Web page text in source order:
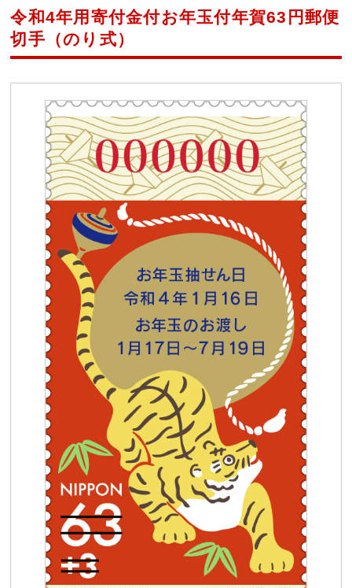
令和4年用寄付金付お年玉付年賀63円郵便
切手（のり式）